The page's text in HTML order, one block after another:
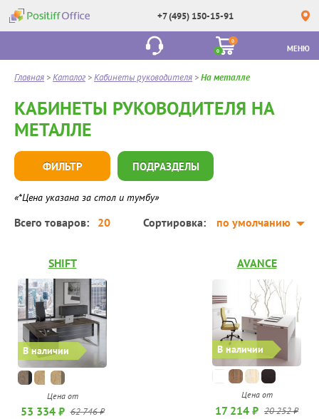
+7 (495) 150-15-91
0
0
МЕНЮ
Главная >Каталог >Кабинеты руководителя >На металле
КАБИНЕТЫ РУКОВОДИТЕЛЯ НА
МЕТАЛЛЕ
ФИЛЬТР ПОДРАЗДЕЛЫ
«*Цена указана за стол и тумбу»
Всего товаров: 20 Сортировка: по умолчанию
В наличии
SHIFT
Цена от
53 334 ₽ 62 746 ₽
В наличии
AVANCE
Цена от
17 214 ₽ 20 252 ₽